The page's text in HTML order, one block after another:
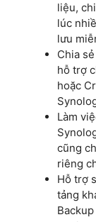
liệu,
lúc
lưu
Chia
hỗ trợ
hoặc
Làm
cũng
riêng
Hỗ trợ
tảng